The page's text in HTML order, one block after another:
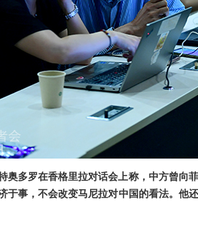
奥多罗在香格里拉对话会上称，中方曾
于事，不会改变马尼拉对中国的看法。他